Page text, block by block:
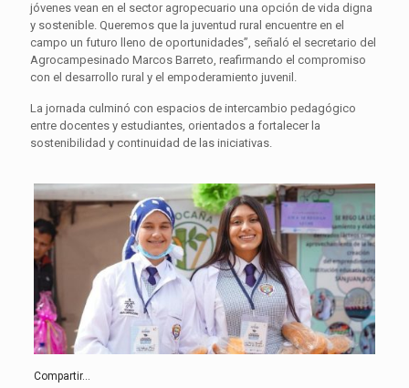
jóvenes vean en el sector agropecuario una opción de vida digna
y sostenible. Queremos que la juventud rural encuentre en el
campo un futuro lleno de oportunidades”, señaló el secretario del
Agrocampesinado Marcos Barreto, reafirmando el compromiso
con el desarrollo rural y el empoderamiento juvenil.
La jornada culminó con espacios de intercambio pedagógico
entre docentes y estudiantes, orientados a fortalecer la
sostenibilidad y continuidad de las iniciativas.
Compartir...